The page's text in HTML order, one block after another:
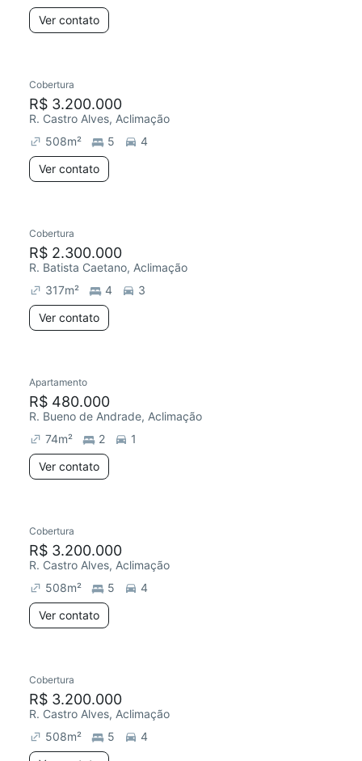
Ver contato
Cobertura
R$ 3.200.000
R. Castro Alves, Aclimação
508m² 5
4
Ver contato
Cobertura
R$ 2.300.000
R. Batista Caetano, Aclimação
317m² 4
3
Ver contato
Apartamento
R$ 480.000
R. Bueno de Andrade, Aclimação
74m² 2
1
Ver contato
Cobertura
R$ 3.200.000
R. Castro Alves, Aclimação
508m² 5
4
Ver contato
Cobertura
R$ 3.200.000
R. Castro Alves, Aclimação
508m² 5
4